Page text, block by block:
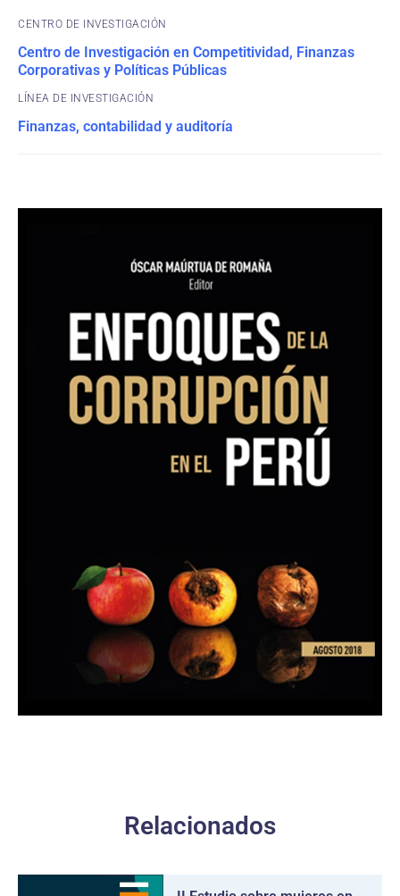
CENTRO DE INVESTIGACIÓN
Centro de Investigación en Competitividad, Finanzas
Corporativas y Políticas Públicas
Finanzas, contabilidad y auditoría
Relacionados